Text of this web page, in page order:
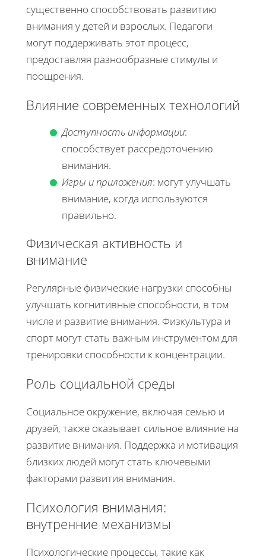
существенно способствовать развитию
внимания у детей и взрослых. Педагоги
могут поддерживать этот процесс,
предоставляя разнообразные стимулы и
поощрения.
Влияние современных технологий
Доступность информации:
способствует рассредоточению
внимания.
Игры и приложения: могут улучшать
внимание, когда используются
правильно.
Физическая активность и
внимание
Регулярные физические нагрузки способны
улучшать когнитивные способности, в том
числе и развитие внимания. Физкультура и
спорт могут стать важным инструментом для
тренировки способности к концентрации.
Роль социальной среды
Социальное окружение, включая семью и
друзей, также оказывает сильное влияние на
развитие внимания. Поддержка и мотивация
близких людей могут стать ключевыми
факторами развития внимания.
Психология внимания:
внутренние механизмы
Психологические процессы, такие как